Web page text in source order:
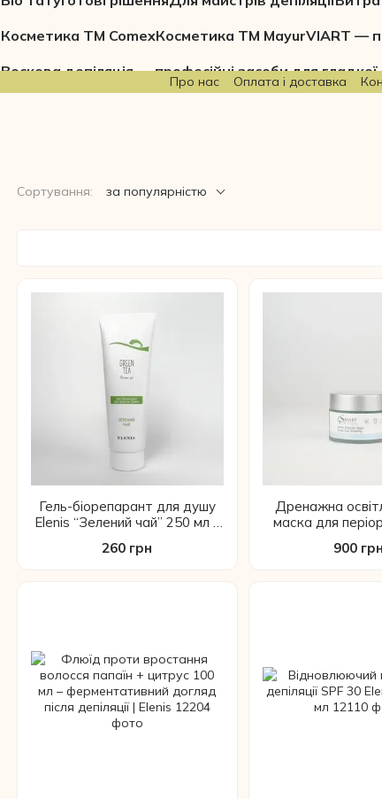
Косметика ТМ ComexКосметика ТМ MayurVIART —
Воскова депіляція — професійні засоби для гладкої
Про нас Оплата і доставка
Сортування: за популярністю
Гель-біорепарант для душу
Elenis “Зелений чай” 250 мл –
очищення та відновлення
шкіри
260 грн
Дренажна
маска для
проти набряків і
50 мл
900 грн